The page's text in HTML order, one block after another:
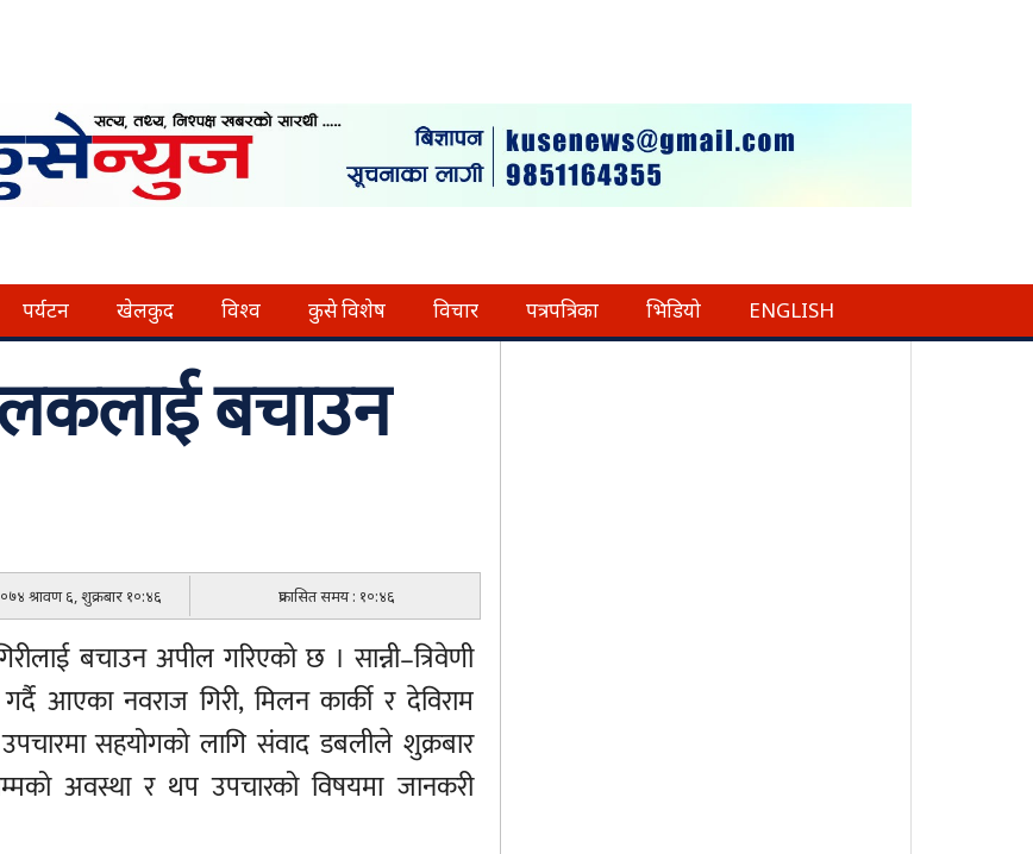
पर्यटन खेलकुद विश्व कुसे विशेष विचार पत्रपत्रिका भिडियो ENGLISH
बचाउन
श्रावण ६, शुक्रबार १०:४६ प्रकासित समय : १०:४६
बचाउन अपील गरिएको छ । सान्नी–त्रिवेणी
आएका नवराज गिरी, मिलन कार्की र देविराम
सहयोगको लागि संवाद डबलीले शुक्रबार
अवस्था र थप उपचारको विषयमा जानकरी